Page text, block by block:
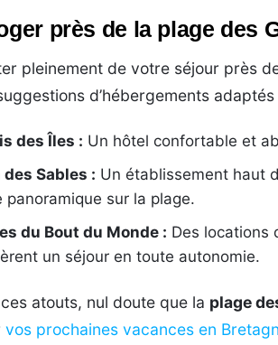
près de la plage des
pleinement de votre séjour près
d’hébergements
des Îles : Un hôtel confortable et
des Sables : Un établissement haut
panoramique sur la plage.
du Bout du Monde : Des locations
un séjour en toute autonomie.
atouts, nul doute que la plage
vos prochaines vacances en